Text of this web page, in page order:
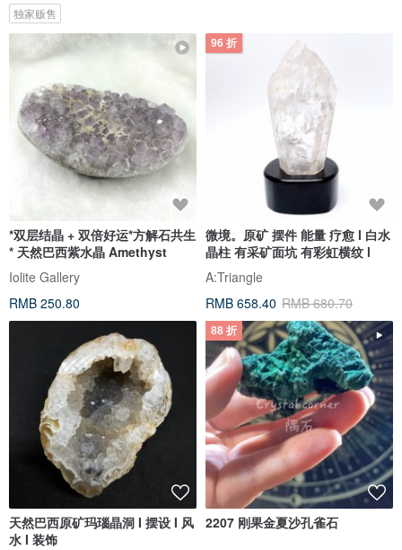
独家贩售
*双层结晶 + 双倍好运*方解石共生
* 天然巴西紫水晶 Amethyst
Iolite Gallery
RMB 250.80
96 折
微境。原矿 摆件 能量 疗愈 l 白水
晶柱 有采矿面坑 有彩虹横纹 l
A:Triangle
RMB 658.40 RMB 680.70
天然巴西原矿玛瑙晶洞 I 摆设 I 风
水 I 装饰
88 折
2207 刚果金夏沙孔雀石